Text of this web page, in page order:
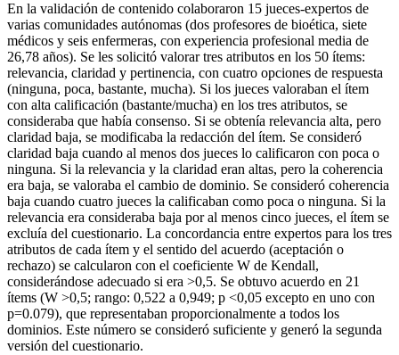
En la validación de contenido colaboraron 15 jueces-expertos de
varias comunidades autónomas (dos profesores de bioética, siete
médicos y seis enfermeras, con experiencia profesional media de
26,78 años). Se les solicitó valorar tres atributos en los 50 ítems:
relevancia, claridad y pertinencia, con cuatro opciones de respuesta
(ninguna, poca, bastante, mucha). Si los jueces valoraban el ítem
con alta calificación (bastante/mucha) en los tres atributos, se
consideraba que había consenso. Si se obtenía relevancia alta, pero
claridad baja, se modificaba la redacción del ítem. Se consideró
claridad baja cuando al menos dos jueces lo calificaron con poca o
ninguna. Si la relevancia y la claridad eran altas, pero la coherencia
era baja, se valoraba el cambio de dominio. Se consideró coherencia
baja cuando cuatro jueces la calificaban como poca o ninguna. Si la
relevancia era consideraba baja por al menos cinco jueces, el ítem se
excluía del cuestionario. La concordancia entre expertos para los tres
atributos de cada ítem y el sentido del acuerdo (aceptación o
rechazo) se calcularon con el coeficiente W de Kendall,
considerándose adecuado si era >0,5. Se obtuvo acuerdo en 21
ítems (W >0,5; rango: 0,522 a 0,949; p <0,05 excepto en uno con
p=0.079), que representaban proporcionalmente a todos los
dominios. Este número se consideró suficiente y generó la segunda
versión del cuestionario.